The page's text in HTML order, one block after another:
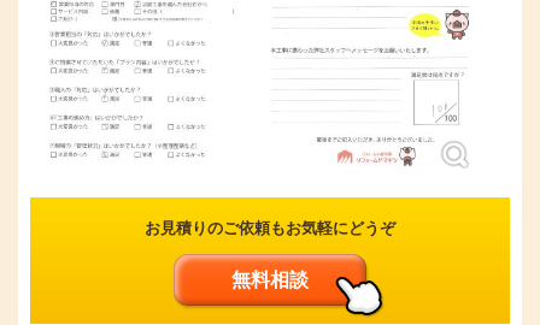
お見積りのご依頼もお気軽にどうぞ
無料相談